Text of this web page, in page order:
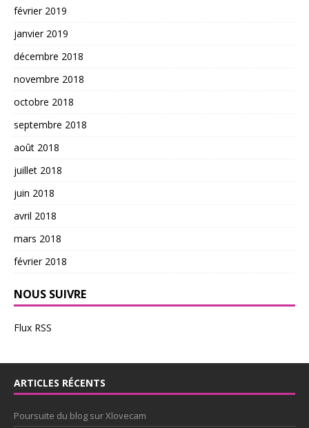
février 2019
janvier 2019
décembre 2018
novembre 2018
octobre 2018
septembre 2018
août 2018
juillet 2018
juin 2018
avril 2018
mars 2018
février 2018
NOUS SUIVRE
Flux RSS
ARTICLES RÉCENTS
Poursuite du blog sur Xlovecam